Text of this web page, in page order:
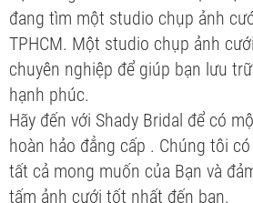
đang tìm một studio chụp ảnh
TPHCM. Một studio chụp ảnh
chuyên nghiệp để giúp bạn lưu
hạnh phúc.
Hãy đến với Shady Bridal để có
hoàn hảo đẳng cấp . Chúng tôi
tất cả mong muốn của Bạn và
tấm ảnh cưới tốt nhất đến bạn.